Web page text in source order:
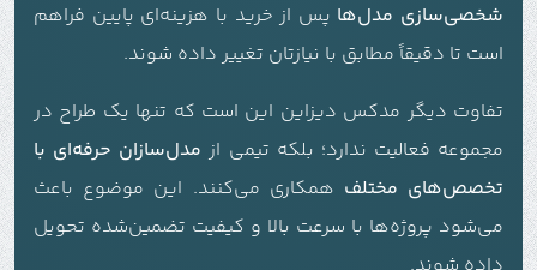
شخصی‌سازی مدل‌ها پس از خرید با هزینه‌ای پایین فراهم
است تا دقیقاً مطابق با نیازتان تغییر داده شوند.
تفاوت دیگر مدکس دیزاین این است که تنها یک طراح در
مجموعه فعالیت ندارد؛ بلکه تیمی از مدل‌سازان حرفه‌ای با
تخصص‌های مختلف همکاری می‌کنند. این موضوع باعث
می‌شود پروژه‌ها با سرعت بالا و کیفیت تضمین‌شده تحویل